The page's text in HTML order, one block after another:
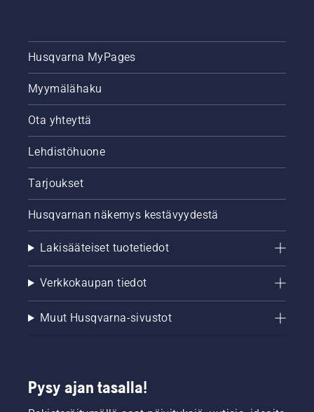
Husqvarna MyPages
Myymälähaku
Ota yhteyttä
Lehdistöhuone
Tarjoukset
Husqvarnan näkemys kestävyydestä
Lakisääteiset tuotetiedot
Verkkokaupan tiedot
Muut Husqvarna-sivustot
Pysy ajan tasalla!